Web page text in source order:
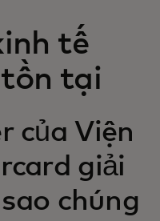
tế
tồn tại
của Viện
giải
chúng